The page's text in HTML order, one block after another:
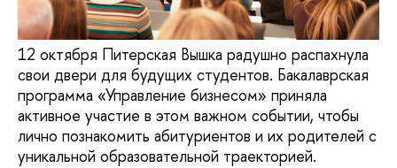
12 октября Питерская Вышка радушно распахнула
свои двери для будущих студентов. Бакалаврская
программа «Управление бизнесом» приняла
активное участие в этом важном событии, чтобы
лично познакомить абитуриентов и их родителей с
уникальной образовательной траекторией.